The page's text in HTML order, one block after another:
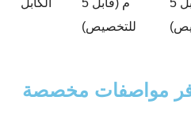
الكابل
5 م (قابل
للتخصيص)
5 م (قابل
مواصفات مخصصة